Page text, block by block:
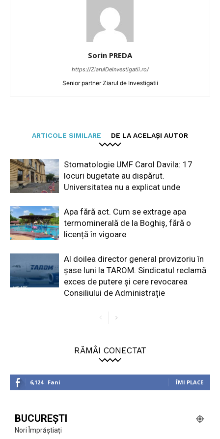
Sorin PREDA
https://ZiarulDeInvestigatii.ro/
Senior partner Ziarul de Investigatii
ARTICOLE SIMILARE DE LA ACELAȘI AUTOR
Stomatologie UMF Carol Davila: 17
locuri bugetate au dispărut.
Universitatea nu a explicat unde
Apa fără act. Cum se extrage apa
termominerală de la Boghiș, fără o
licență în vigoare
Al doilea director general provizoriu în
șase luni la TAROM. Sindicatul reclamă
exces de putere și cere revocarea
Consiliului de Administrație
RĂMÂI CONECTAT
6,124 Fani ÎMI PLACE
BUCUREȘTI
Nori Împrăștiați